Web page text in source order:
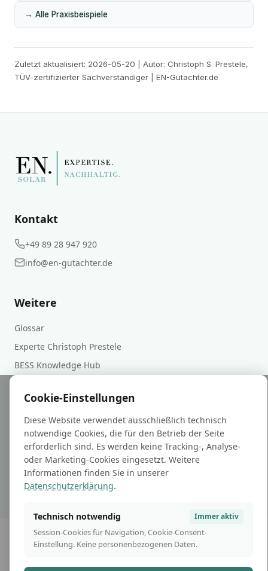
→ Alle Praxisbeispiele
Zuletzt aktualisiert: 2026-05-20 | Autor: Christoph S. Prestele,
TÜV-zertifizierter Sachverständiger | EN-Gutachter.de
Kontakt
+49 89 28 947 920
info@en-gutachter.de
Weitere
Glossar
Experte Christoph Prestele
BESS Knowledge Hub
Rechtliches
Impressum und Datenschutz
© 2026 Prosperus GmbH. Alle Rechte vorbehalten.
Cookie-Einstellungen
Diese Website verwendet ausschließlich technisch
notwendige Cookies, die für den Betrieb der Seite
erforderlich sind. Es werden keine Tracking-, Analyse-
oder Marketing-Cookies eingesetzt. Weitere
Informationen finden Sie in unserer
Datenschutzerklärung.
Technisch notwendig Immer aktiv
Session-Cookies für Navigation, Cookie-Consent-
Einstellung. Keine personenbezogenen Daten.